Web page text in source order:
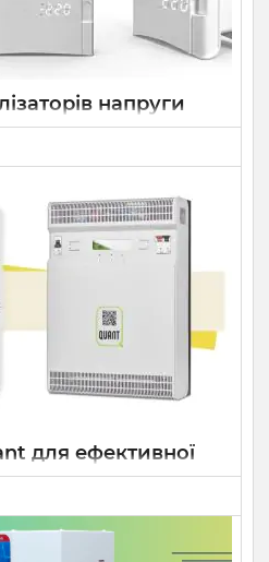
напруги
ніж просто
для ефективної